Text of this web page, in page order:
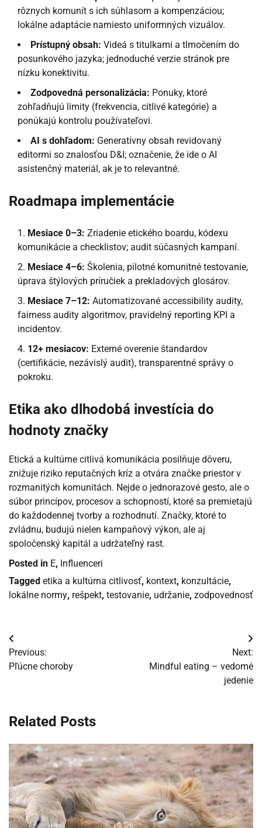
rôznych komunít s ich súhlasom a kompenzáciou;
lokálne adaptácie namiesto uniformných vizuálov.
Prístupný obsah: Videá s titulkami a tlmočením do
posunkového jazyka; jednoduché verzie stránok pre
nízku konektivitu.
Zodpovedná personalizácia: Ponuky, ktoré
zohľadňujú limity (frekvencia, citlivé kategórie) a
ponúkajú kontrolu používateľovi.
AI s dohľadom: Generatívny obsah revidovaný
editormi so znalosťou D&I; označenie, že ide o AI
asistenčný materiál, ak je to relevantné.
Roadmapa implementácie
Mesiace 0–3: Zriadenie etického boardu, kódexu
komunikácie a checklistov; audit súčasných kampaní.
Mesiace 4–6: Školenia, pilotné komunitné testovanie,
úprava štýlových príručiek a prekladových glosárov.
Mesiace 7–12: Automatizované accessibility audity,
fairness audity algoritmov, pravidelný reporting KPI a
incidentov.
12+ mesiacov: Externé overenie štandardov
(certifikácie, nezávislý audit), transparentné správy o
pokroku.
Etika ako dlhodobá investícia do
hodnoty značky
Etická a kultúrne citlivá komunikácia posilňuje dôveru,
znižuje riziko reputačných kríz a otvára značke priestor v
rozmanitých komunitách. Nejde o jednorazové gesto, ale o
súbor princípov, procesov a schopností, ktoré sa premietajú
do každodennej tvorby a rozhodnutí. Značky, ktoré to
zvládnu, budujú nielen kampaňový výkon, ale aj
spoločenský kapitál a udržateľný rast.
Posted in E, Influenceri
Tagged etika a kultúrna citlivosť, kontext, konzultácie,
lokálne normy, rešpekt, testovanie, udržanie, zodpovednosť
Navigácia
v
Previous:
Pľúcne choroby
Next:
Mindful eating – vedomé
jedenie
Related Posts